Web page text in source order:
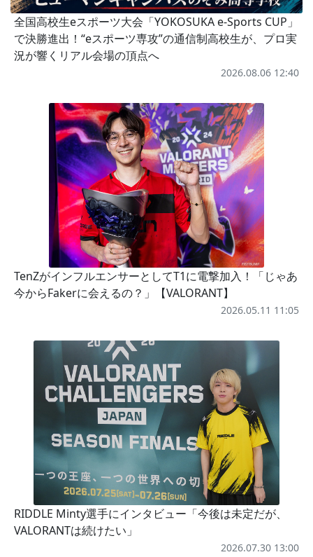
全国高校生eスポーツ大会「YOKOSUKA e-Sports CUP」
で決勝進出！“eスポーツ専攻”の通信制高校生が、プロ実
況が響くリアル会場の頂点へ
2026.08.06 12:40
TenZがインフルエンサーとしてT1に電撃加入！「じゃあ
今からFakerに会えるの？」【VALORANT】
2026.05.11 11:05
RIDDLE Minty選手にインタビュー「今後は未定だが、
VALORANTは続けたい」
2026.07.30 13:00